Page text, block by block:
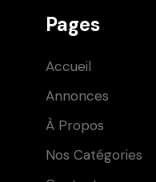
Pages
Accueil
Annonces
À Propos
Nos Catégories